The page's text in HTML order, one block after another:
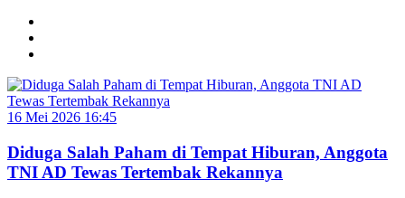
16 Mei 2026 16:45
Diduga Salah Paham di Tempat Hiburan, Anggota
TNI AD Tewas Tertembak Rekannya